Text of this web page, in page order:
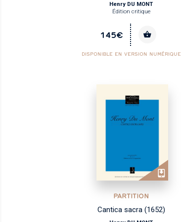
Henry DU MONT
Édition critique
145€
DISPONIBLE EN VERSION NUMÉRIQUE
PARTITION
Cantica sacra (1652)